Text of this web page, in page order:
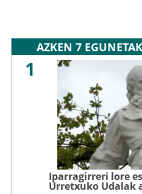
AZKEN 7
1
Iparragirreri lore
Urretxuko Udalak